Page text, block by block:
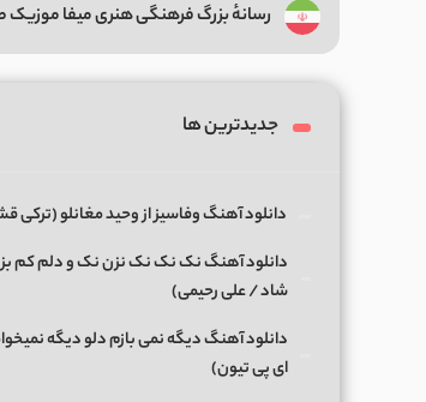
رسانهٔ بزرگ فرهنگی هنری میفا موزیک
جدیدترین ها
دانلود آهنگ وفاسیز از وحید مغانلو (ترکی
دانلود آهنگ نک نک نک نزن نک و دلم کم
شاد / علی رحیمی)
دانلود آهنگ دیگه نمی بازم دلو دیگه
ای پی تیون)